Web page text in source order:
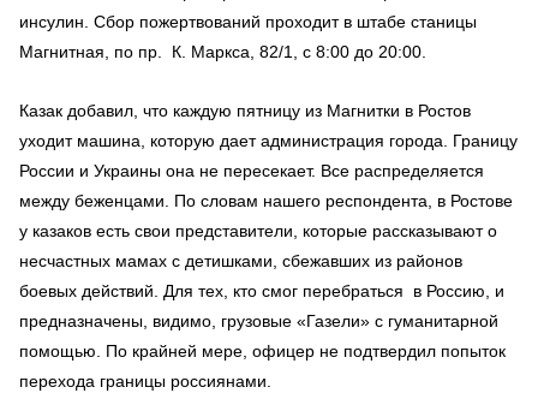
инсулин. Сбор пожертвований проходит в штабе станицы
Магнитная, по пр. К. Маркса, 82/1, с 8:00 до 20:00.
Казак добавил, что каждую пятницу из Магнитки в Ростов
уходит машина, которую дает администрация города. Границу
России и Украины она не пересекает. Все распределяется
между беженцами. По словам нашего респондента, в Ростове
у казаков есть свои представители, которые рассказывают о
несчастных мамах с детишками, сбежавших из районов
боевых действий. Для тех, кто смог перебраться в Россию, и
предназначены, видимо, грузовые «Газели» с гуманитарной
помощью. По крайней мере, офицер не подтвердил попыток
перехода границы россиянами.